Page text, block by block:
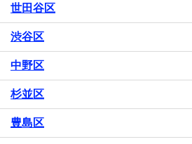
世田谷区
渋谷区
中野区
杉並区
豊島区